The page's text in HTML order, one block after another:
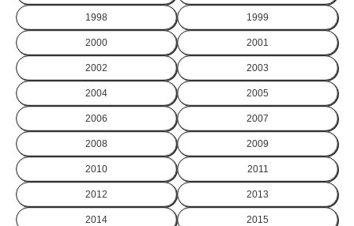
1998 1999
2000 2001
2002 2003
2004 2005
2006 2007
2008 2009
2010 2011
2012 2013
2014 2015